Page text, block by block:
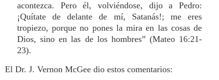
acontezca. Pero él, volviéndose, dijo a Pedro:
¡Quítate de delante de mí, Satanás!; me eres
tropiezo, porque no pones la mira en las cosas de
Dios, sino en las de los hombres” (Mateo 16:21-
23).
El Dr. J. Vernon McGee dio estos comentarios: